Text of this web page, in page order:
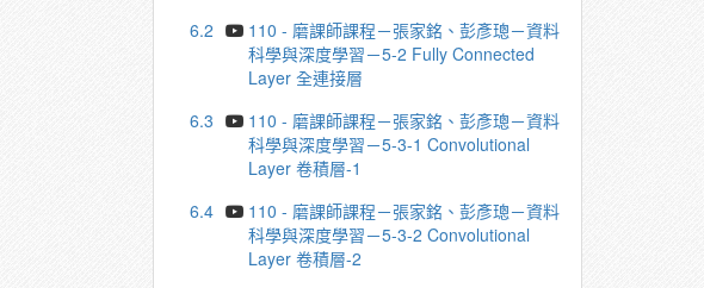
6.2
110 - 磨課師課程－張家銘、彭彥璁－資料
科學與深度學習－5-2 Fully Connected
Layer 全連接層
6.3
110 - 磨課師課程－張家銘、彭彥璁－資料
科學與深度學習－5-3-1 Convolutional
Layer 卷積層-1
6.4
110 - 磨課師課程－張家銘、彭彥璁－資料
科學與深度學習－5-3-2 Convolutional
Layer 卷積層-2